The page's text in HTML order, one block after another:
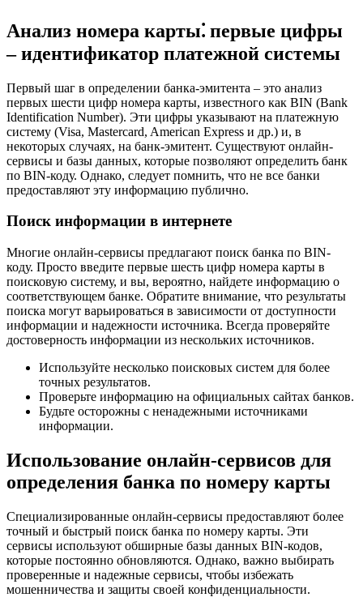
Анализ номера карты⁚ первые цифры
– идентификатор платежной системы
Первый шаг в определении банка-эмитента – это анализ
первых шести цифр номера карты, известного как BIN (Bank
Identification Number). Эти цифры указывают на платежную
систему (Visa, Mastercard, American Express и др.) и, в
некоторых случаях, на банк-эмитент. Существуют онлайн-
сервисы и базы данных, которые позволяют определить банк
по BIN-коду. Однако, следует помнить, что не все банки
предоставляют эту информацию публично.
Поиск информации в интернете
Многие онлайн-сервисы предлагают поиск банка по BIN-
коду. Просто введите первые шесть цифр номера карты в
поисковую систему, и вы, вероятно, найдете информацию о
соответствующем банке. Обратите внимание, что результаты
поиска могут варьироваться в зависимости от доступности
информации и надежности источника. Всегда проверяйте
достоверность информации из нескольких источников.
Используйте несколько поисковых систем для более
точных результатов.
Проверьте информацию на официальных сайтах банков.
Будьте осторожны с ненадежными источниками
информации.
Использование онлайн-сервисов для
определения банка по номеру карты
Специализированные онлайн-сервисы предоставляют более
точный и быстрый поиск банка по номеру карты. Эти
сервисы используют обширные базы данных BIN-кодов,
которые постоянно обновляются. Однако, важно выбирать
проверенные и надежные сервисы, чтобы избежать
мошенничества и защиты своей конфиденциальности.